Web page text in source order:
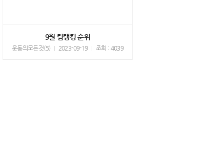
9월 팀랭킹 순위
운동의모든것(5) 2023-09-19 조회 : 4039